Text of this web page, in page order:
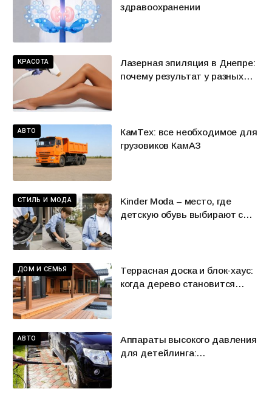
здравоохранении
КРАСОТА
Лазерная эпиляция в Днепре:
почему результат у разных
АВТО
КамТех: все необходимое для
грузовиков КамАЗ
СТИЛЬ И МОДА
Kinder Moda – место, где
детскую обувь выбирают с
ДОМ И СЕМЬЯ
Террасная доска и блок-хаус:
когда дерево становится
АВТО
Аппараты высокого давления
для детейлинга: